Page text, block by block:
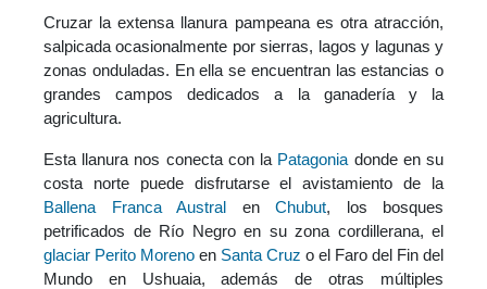
Cruzar la extensa llanura pampeana es otra atracción,
salpicada ocasionalmente por sierras, lagos y lagunas y
zonas onduladas. En ella se encuentran las estancias o
grandes campos dedicados a la ganadería y la
agricultura.
Esta llanura nos conecta con la Patagonia donde en su
costa norte puede disfrutarse el avistamiento de la
Ballena Franca Austral en Chubut, los bosques
petrificados de Río Negro en su zona cordillerana, el
glaciar Perito Moreno en Santa Cruz o el Faro del Fin del
Mundo en Ushuaia, además de otras múltiples